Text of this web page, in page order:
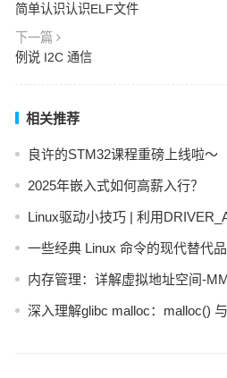
简单认识认识ELF文件
下一篇
例说 I2C 通信
相关推荐
良许的STM32课程重磅上线啦～
2025年嵌入式如何高薪入行？
Linux驱动小技巧 | 利用
一些经典 Linux 命令的现代替代
内存管理：详解虚拟地址空间-
深入理解glibc malloc：malloc()